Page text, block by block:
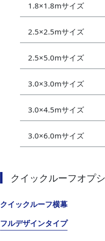
1.8×1.8mサイズ
2.5×2.5mサイズ
2.5×5.0mサイズ
3.0×3.0mサイズ
3.0×4.5mサイズ
3.0×6.0mサイズ
クイックルーフオプ
クイックルーフ横幕
フルデザインタイプ